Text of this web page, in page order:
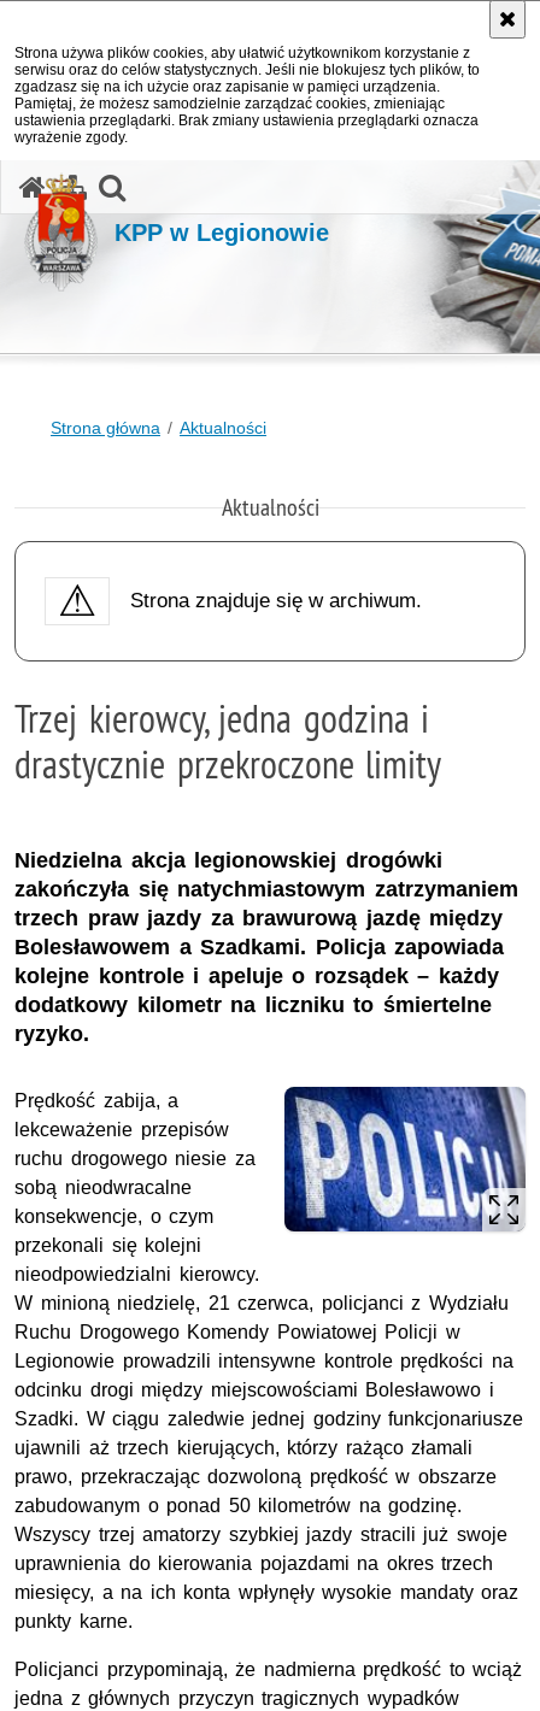
Strona używa plików cookies, aby ułatwić użytkownikom korzystanie z
serwisu oraz do celów statystycznych. Jeśli nie blokujesz tych plików, to
zgadzasz się na ich użycie oraz zapisanie w pamięci urządzenia.
Pamiętaj, że możesz samodzielnie zarządzać cookies, zmieniając
ustawienia przeglądarki. Brak zmiany ustawienia przeglądarki oznacza
wyrażenie zgody.
KPP w Legionowie
Strona główna Aktualności
Aktualności
Strona znajduje się w archiwum.
Trzej kierowcy, jedna godzina i
drastycznie przekroczone limity
Niedzielna akcja legionowskiej drogówki
zakończyła się natychmiastowym zatrzymaniem
trzech praw jazdy za brawurową jazdę między
Bolesławowem a Szadkami. Policja zapowiada
kolejne kontrole i apeluje o rozsądek – każdy
dodatkowy kilometr na liczniku to śmiertelne
ryzyko.
Prędkość zabija, a
lekceważenie przepisów
ruchu drogowego niesie za
sobą nieodwracalne
konsekwencje, o czym
przekonali się kolejni
nieodpowiedzialni kierowcy.
W minioną niedzielę, 21 czerwca, policjanci z Wydziału
Ruchu Drogowego Komendy Powiatowej Policji w
Legionowie prowadzili intensywne kontrole prędkości na
odcinku drogi między miejscowościami Bolesławowo i
Szadki. W ciągu zaledwie jednej godziny funkcjonariusze
ujawnili aż trzech kierujących, którzy rażąco złamali
prawo, przekraczając dozwoloną prędkość w obszarze
zabudowanym o ponad 50 kilometrów na godzinę.
Wszyscy trzej amatorzy szybkiej jazdy stracili już swoje
uprawnienia do kierowania pojazdami na okres trzech
miesięcy, a na ich konta wpłynęły wysokie mandaty oraz
punkty karne.
Policjanci przypominają, że nadmierna prędkość to wciąż
jedna z głównych przyczyn tragicznych wypadków